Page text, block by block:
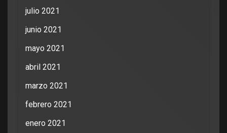
julio 2021
junio 2021
mayo 2021
abril 2021
marzo 2021
febrero 2021
enero 2021